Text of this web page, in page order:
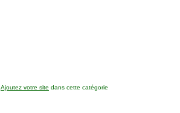
Ajoutez votre site dans cette catégorie